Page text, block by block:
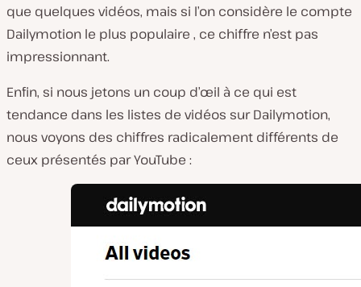
que quelques vidéos, mais si l’on considère le compte
Dailymotion le plus populaire , ce chiffre n’est pas
impressionnant.
Enfin, si nous jetons un coup d’œil à ce qui est
tendance dans les listes de vidéos sur Dailymotion,
nous voyons des chiffres radicalement différents de
ceux présentés par YouTube :